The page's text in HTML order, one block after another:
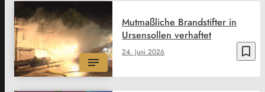
bookmark_border
24. Juni 2026
Mutmaßliche Brandstifter in
Ursensollen verhaftet